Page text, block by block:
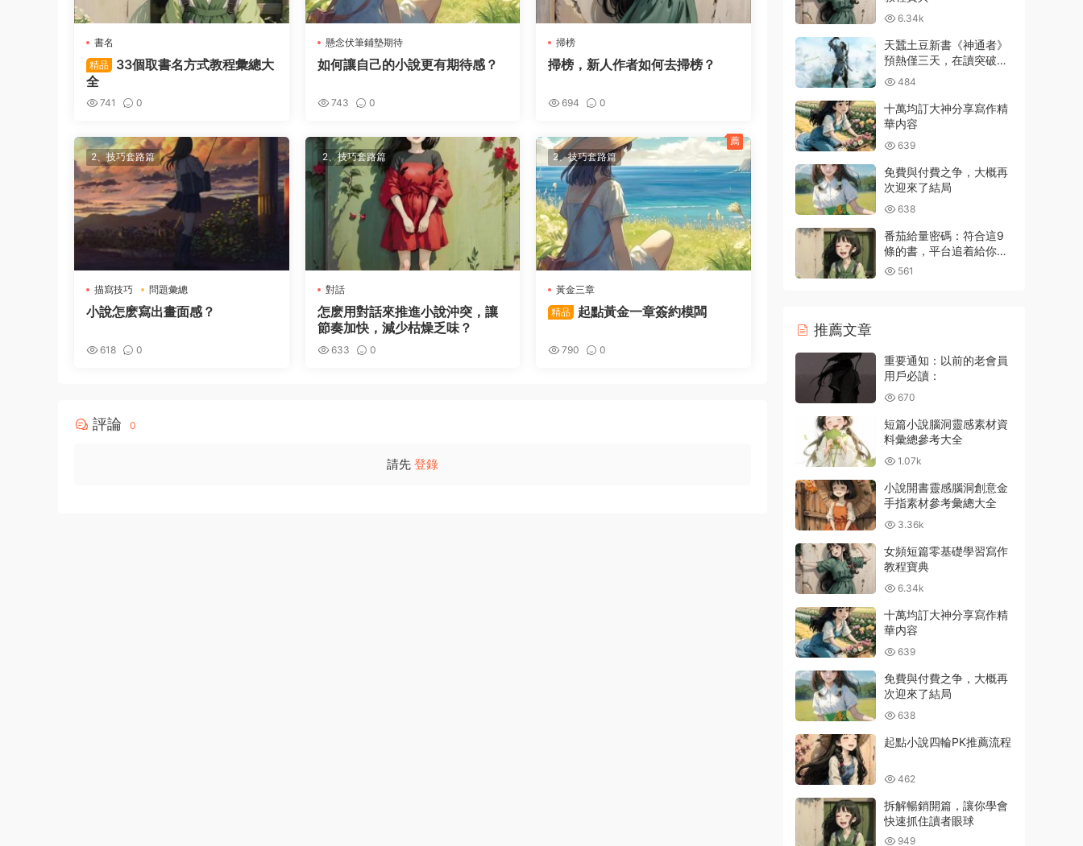
書名
精品
33個取書名方式教程彙總大
全
741 0
懸念伏筆鋪墊期待
如何讓自己的小說更有期待感？
743 0
掃榜
掃榜，新人作者如何去掃榜？
694 0
2、技巧套路篇
描寫技巧 問題彙總
小說怎麽寫出畫面感？
618 0
2、技巧套路篇
對話
怎麽用對話來推進小說沖突，讓
節奏加快，減少枯燥乏味？
633 0
2、技巧套路篇
黃金三章
精品
起點黃金一章簽約模闆
790 0
薦
評論 0
請先 登錄
6.34k
天蠶土豆新書《神通者》
預熱僅三天，在讀突破百
萬 484
十萬均訂大神分享寫作精
華内容
639
免費與付費之争，大概再
次迎來了結局
638
番茄給量密碼：符合這9
條的書，平台追着給你推
流量561
推薦文章
重要通知：以前的老會員
用戶必讀：
670
短篇小說腦洞靈感素材資
料彙總參考大全
1.07k
小說開書靈感腦洞創意金
手指素材參考彙總大全
3.36k
女頻短篇零基礎學習寫作
教程寶典
6.34k
十萬均訂大神分享寫作精
華内容
639
免費與付費之争，大概再
次迎來了結局
638
起點小說四輪PK推薦流程
462
拆解暢銷開篇，讓你學會
快速抓住讀者眼球
949